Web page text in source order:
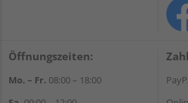
Öffnungszeiten:
Mo. – Fr. 08:00 – 18:00